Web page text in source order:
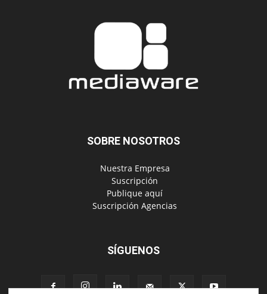
SOBRE NOSOTROS
‎ Nuestra Empresa
‎ Suscripción
‎ Publique aquí
‎ Suscripción Agencias
SÍGUENOS